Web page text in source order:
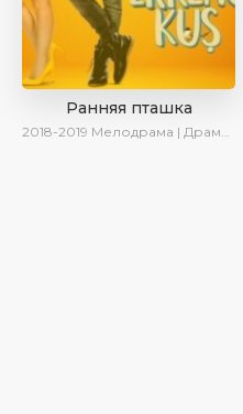
Ранняя пташка
2018-2019 Мелодрама | Драма | Комедия | SesDizi | Ирина Котова